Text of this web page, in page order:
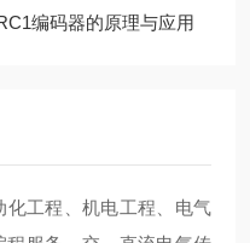
编码器的原理与应用
化工程、机电工程、电气